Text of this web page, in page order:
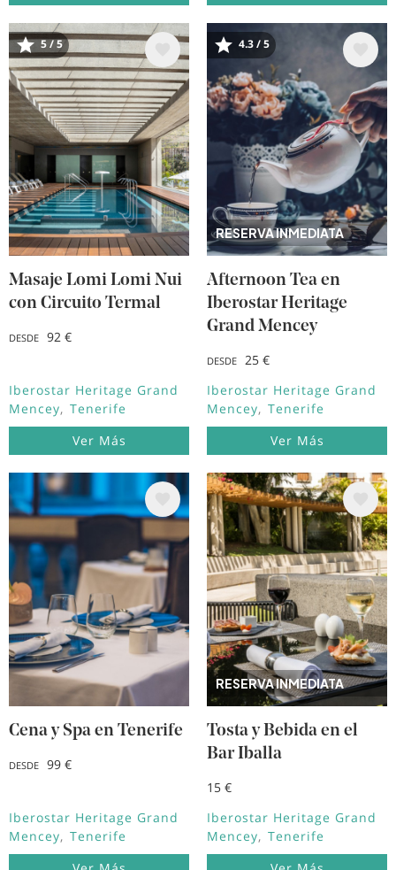
Image
5 / 5
Masaje Lomi Lomi Nui
con Circuito Termal
DESDE 92 €
Iberostar Heritage Grand
Mencey
Tenerife
Ver Más
RESERVA INMEDIATA
Image
4.3 / 5
Afternoon Tea en
Iberostar Heritage
Grand Mencey
DESDE
25 €
Iberostar Heritage Grand
Mencey
Tenerife
Ver Más
Image
Cena y Spa en Tenerife
DESDE 99 €
Iberostar Heritage Grand
Mencey
Tenerife
RESERVA INMEDIATA
Image
Tosta y Bebida en el
Bar Iballa
15 €
Iberostar Heritage Grand
Mencey
Tenerife